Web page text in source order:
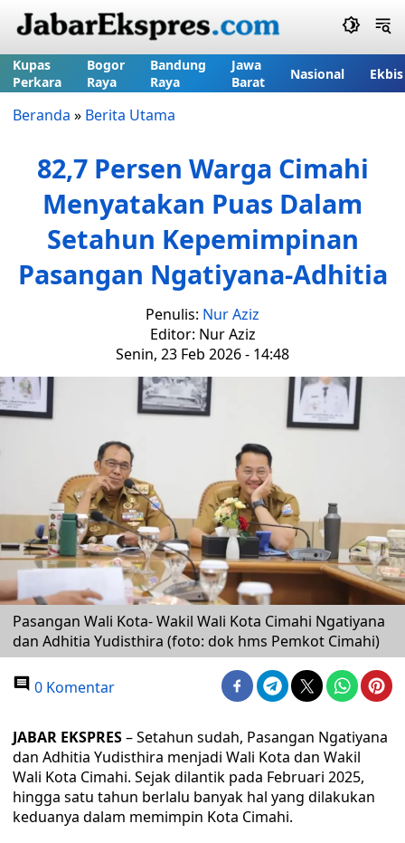
Kupas
Perkara
Bogor
Raya
Bandung
Raya
Jawa
Barat
Nasional Ekbis
Beranda » Berita Utama
82,7 Persen Warga Cimahi
Menyatakan Puas Dalam
Setahun Kepemimpinan
Pasangan Ngatiyana-Adhitia
Penulis: Nur Aziz
Editor: Nur Aziz
Senin, 23 Feb 2026 - 14:48
Pasangan Wali Kota- Wakil Wali Kota Cimahi Ngatiyana
dan Adhitia Yudisthira (foto: dok hms Pemkot Cimahi)
0 Komentar
JABAR EKSPRES– Setahun sudah, Pasangan Ngatiyana
dan Adhitia Yudisthira menjadi Wali Kota dan Wakil
Wali Kota Cimahi. Sejak dilantik pada Februari 2025,
hingga satu tahun berlalu banyak hal yang dilakukan
keduanya dalam memimpin Kota Cimahi.